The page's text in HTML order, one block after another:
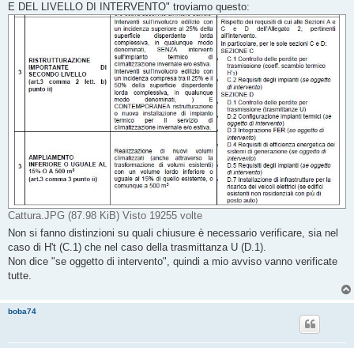
g
g
E DEL LIVELLO DI INTERVENTO" troviamo questo:
Cattura.JPG (87.98 KiB) Visto 19255 volte
Non si fanno distinzioni su quali chiusure è necessario verificare, sia nel
caso di H't (C.1) che nel caso della trasmittanza U (D.1).
Non dice "se oggetto di intervento", quindi a mio avviso vanno verificate
tutte.
boba74